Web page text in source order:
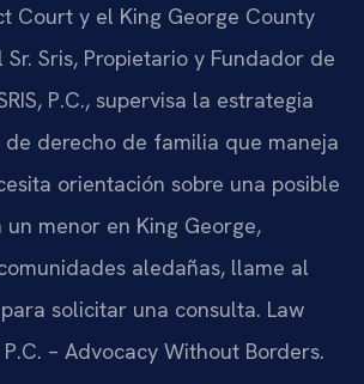
Court y el King George County
Sris, Propietario y Fundador de
P.C., supervisa la estrategia
de derecho de familia que maneja
orientación sobre una posible
un menor en King George,
aledañas, llame al
solicitar una consulta. Law
P.C. – Advocacy Without Borders.